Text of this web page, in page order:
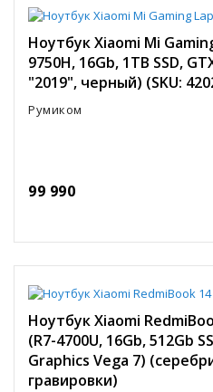
Ноутбук Xiaomi Mi
9750H, 16Gb, 1TB SSD,
"2019", черный) (SKU:
Румиком
99 990
Ноутбук Xiaomi
(R7-4700U, 16Gb, 512Gb
Graphics Vega 7)
гравировки)